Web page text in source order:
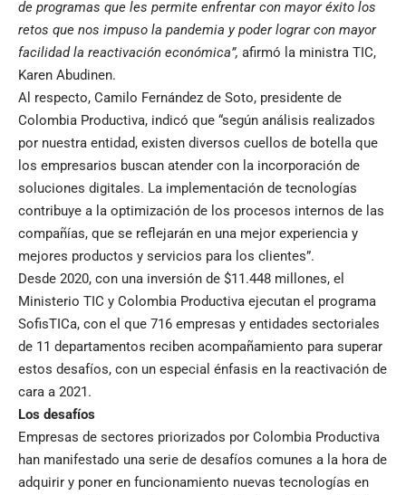
de programas que les permite enfrentar con mayor éxito los
retos que nos impuso la pandemia y poder lograr con mayor
facilidad la reactivación económica”, afirmó la ministra TIC,
Karen Abudinen.
Al respecto, Camilo Fernández de Soto, presidente de
Colombia Productiva, indicó que “según análisis realizados
por nuestra entidad, existen diversos cuellos de botella que
los empresarios buscan atender con la incorporación de
soluciones digitales. La implementación de tecnologías
contribuye a la optimización de los procesos internos de las
compañías, que se reflejarán en una mejor experiencia y
mejores productos y servicios para los clientes”.
Desde 2020, con una inversión de $11.448 millones, el
Ministerio TIC y Colombia Productiva ejecutan el programa
SofisTICa, con el que 716 empresas y entidades sectoriales
de 11 departamentos reciben acompañamiento para superar
estos desafíos, con un especial énfasis en la reactivación de
cara a 2021.
Los desafíos
Empresas de sectores priorizados por Colombia Productiva
han manifestado una serie de desafíos comunes a la hora de
adquirir y poner en funcionamiento nuevas tecnologías en